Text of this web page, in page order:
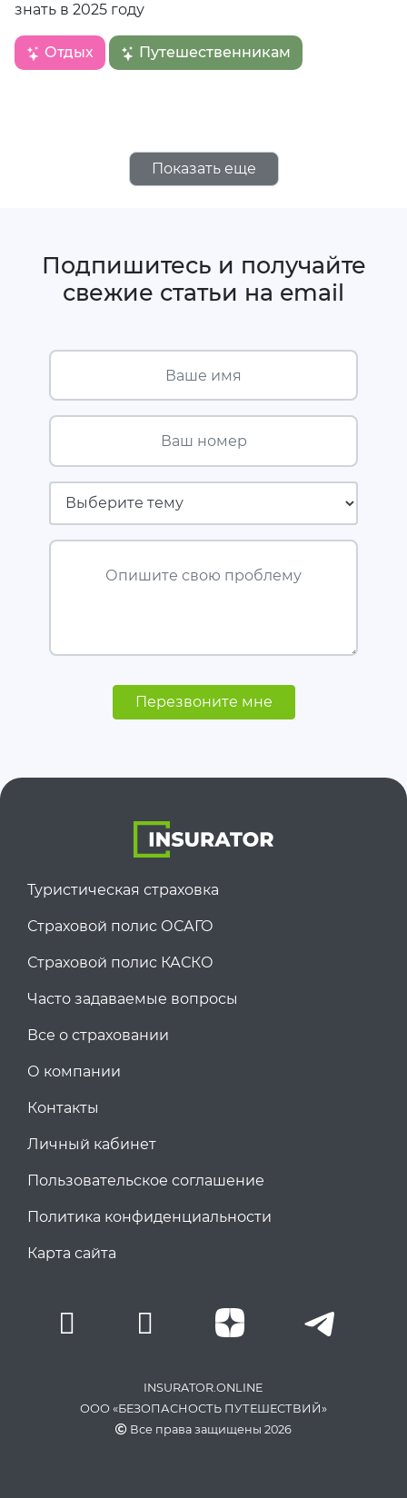
знать в 2025 году
Отдых Путешественникам
Показать еще
Подпишитесь и получайте
свежие статьи на email
Ваше имя
Ваш номер
Страховая компания
Опишите свою проблему
Перезвоните мне
Туристическая страховка
Страховой полис ОСАГО
Страховой полис КАСКО
Часто задаваемые вопросы
Все о страховании
О компании
Контакты
Личный кабинет
Пользовательское соглашение
Политика конфиденциальности
Карта сайта
INSURATOR.ONLINE
ООО «БЕЗОПАСНОСТЬ ПУТЕШЕСТВИЙ»
Все права защищены 2026